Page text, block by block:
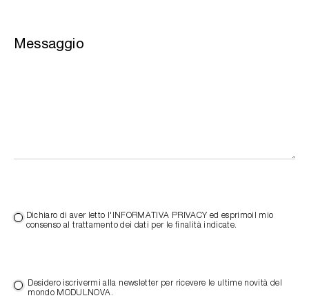
Messaggio
Dichiaro di aver letto l'INFORMATIVA PRIVACY ed esprimoil mio
consenso al trattamento dei dati per le finalità indicate.
Desidero iscrivermi alla newsletter per ricevere le ultime novità del
mondo MODULNOVA.